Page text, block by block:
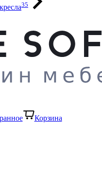
35
Корзина